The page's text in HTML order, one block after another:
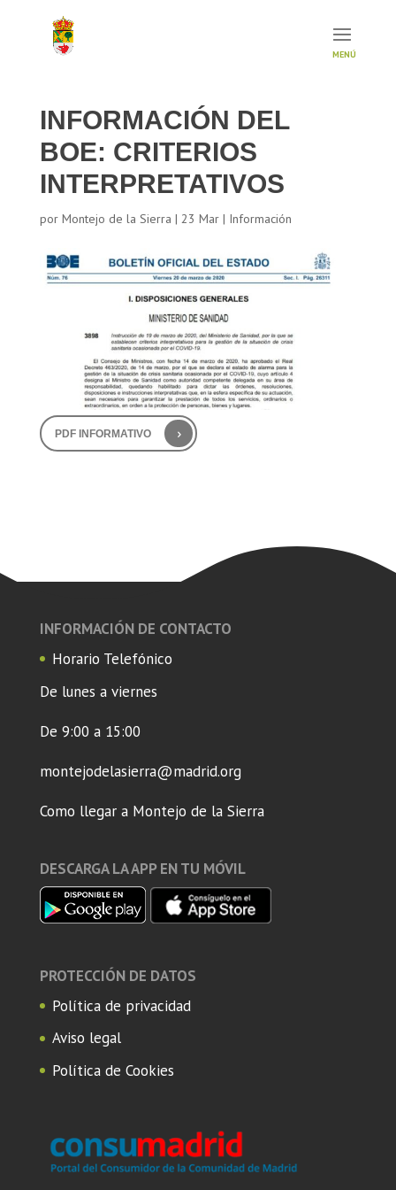
INFORMACIÓN DEL
BOE: CRITERIOS
INTERPRETATIVOS
por Montejo de la Sierra | 23 Mar| Información
PDF INFORMATIVO
INFORMACIÓN DE CONTACTO
Horario Telefónico
De lunes a viernes
De 9:00 a 15:00
montejodelasierra@madrid.org
Como llegar a Montejo de la Sierra
DESCARGA LA APP EN TU MÓVIL
PROTECCIÓN DE DATOS
Política de privacidad
Aviso legal
Política de Cookies